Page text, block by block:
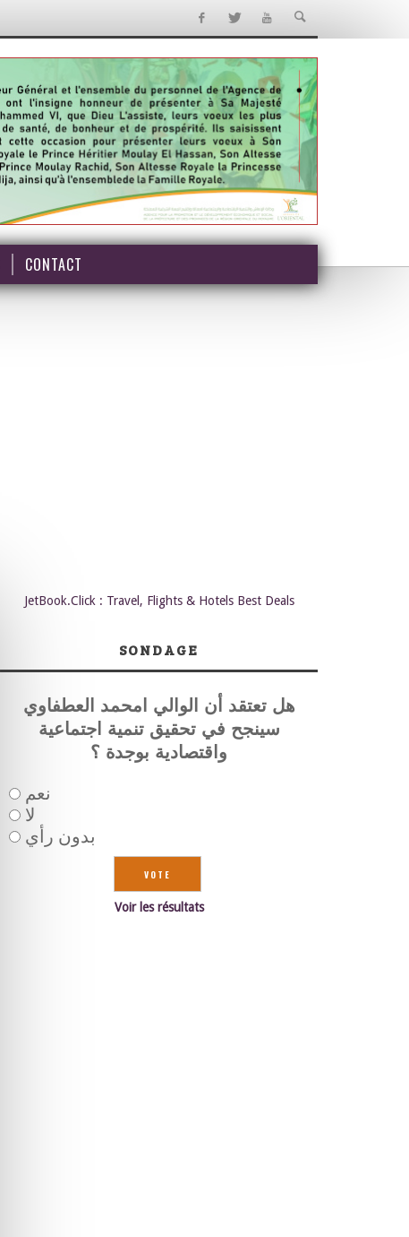
CONTACT
JetBook.Click : Travel, Flights & Hotels Best Deals
SONDAGE
هل تعتقد أن الوالي امحمد العطفاوي
سينجح في تحقيق تنمية اجتماعية
واقتصادية بوجدة ؟
نعم
لا
بدون رأي
Voir les résultats